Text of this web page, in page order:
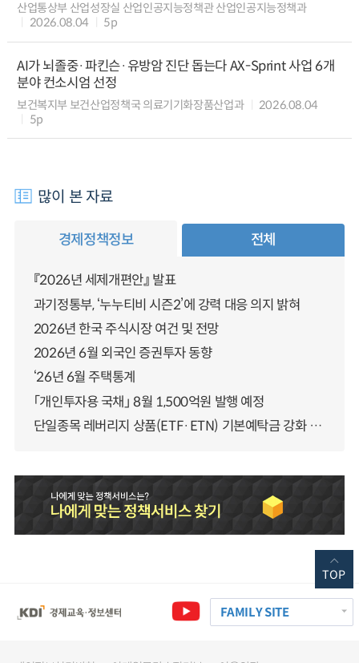
산업통상부 산업성장실 산업인공지능정책관 산업인공지능정책과
2026.08.04
5p
AI가 뇌졸중·파킨슨·유방암 진단 돕는다 AX-Sprint 사업 6개
분야 컨소시엄 선정
보건복지부 보건산업정책국 의료기기화장품산업과
2026.08.04
5p
많이 본 자료
경제정책정보 전체
『2026년 세제개편안』 발표
과기정통부, ‘누누티비 시즌2’에 강력 대응 의지 밝혀
2026년 한국 주식시장 여건 및 전망
2026년 6월 외국인 증권투자 동향
‘26년 6월 주택통계
「개인투자용 국채」 8월 1,500억원 발행 예정
단일종목 레버리지 상품(ETF·ETN) 기본예탁금 강화 조기시행 방안 안내
FAMILY SITE
TOP